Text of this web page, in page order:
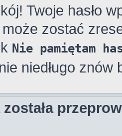
Twoje hasło
zostać
Nie pamiętam
niedługo